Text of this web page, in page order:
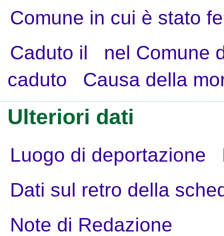
Comune in cui è stato
Caduto il
nel Comune
caduto
Causa della
Ulteriori dati
Luogo di deportazione
Dati sul retro della
Note di Redazione